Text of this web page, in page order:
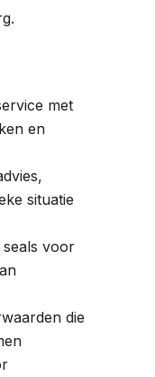
met
en
situatie
voor
die